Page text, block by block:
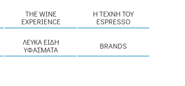
THE WINE
EXPERIENCE
H ΤΈΧΝΗ ΤΟΥ
ESPRESSO
ΛΕΥΚΆ ΕΊΔΗ
ΥΦΆΣΜΑΤΑ
BRANDS